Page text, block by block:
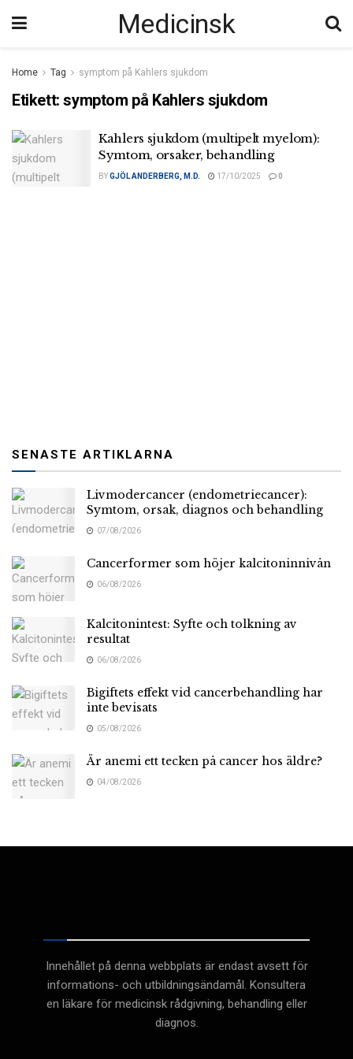
Medicinsk
Home Tag symptom på Kahlers sjukdom
Etikett:symptom på Kahlers sjukdom
Kahlers sjukdom (multipelt myelom):
Symtom, orsaker, behandling
BYGJÖL ANDERBERG, M.D. 17/10/2025 0
SENASTE ARTIKLARNA
Livmodercancer (endometriecancer):
Symtom, orsak, diagnos och behandling
07/08/2026
Cancerformer som höjer kalcitoninnivån
06/08/2026
Kalcitonintest: Syfte och tolkning av
resultat
06/08/2026
Bigiftets effekt vid cancerbehandling har
inte bevisats
05/08/2026
Är anemi ett tecken på cancer hos äldre?
04/08/2026
Innehållet på denna webbplats är endast avsett för
informations- och utbildningsändamål. Konsultera
en läkare för medicinsk rådgivning, behandling eller
diagnos.